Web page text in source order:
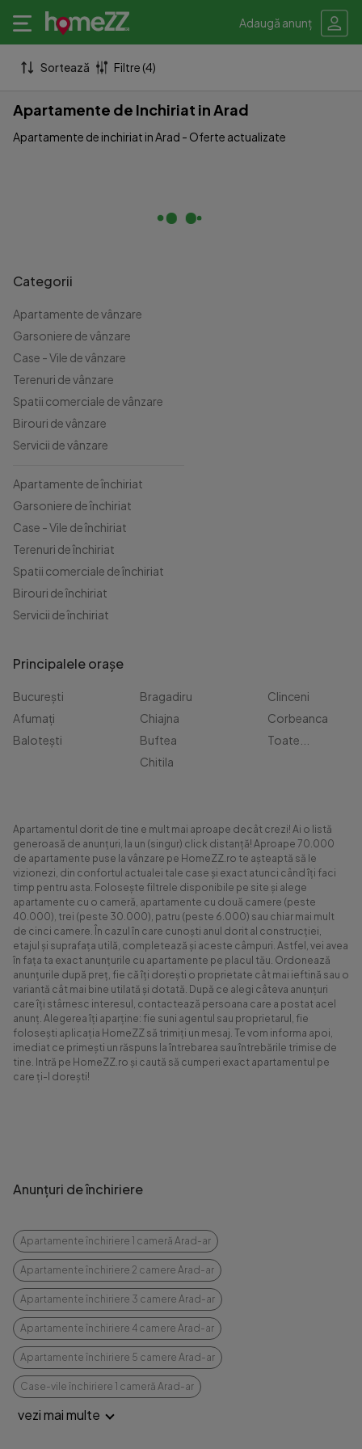
Adaugă anunț
Sortează Filtre (4)
Apartamente de Inchiriat in Arad
Apartamente de inchiriat in Arad - Oferte actualizate
Categorii
Apartamente de vânzare
Garsoniere de vânzare
Case - Vile de vânzare
Terenuri de vânzare
Spatii comerciale de vânzare
Birouri de vânzare
Servicii de vânzare
Apartamente de închiriat
Garsoniere de închiriat
Case - Vile de închiriat
Terenuri de închiriat
Spatii comerciale de închiriat
Birouri de închiriat
Servicii de închiriat
Principalele orașe
București
Afumați
Balotești
Bragadiru
Chiajna
Buftea
Chitila
Clinceni
Corbeanca
Toate...
Apartamentul dorit de tine e mult mai aproape decât crezi! Ai o listă
generoasă de anunțuri, la un (singur) click distanță! Aproape 70.000
de apartamente puse la vânzare pe HomeZZ.ro te așteaptă să le
vizionezi, din confortul actualei tale case și exact atunci când îți faci
timp pentru asta. Folosește filtrele disponibile pe site și alege
apartamente cu o cameră, apartamente cu două camere (peste
40.000), trei (peste 30.000), patru (peste 6.000) sau chiar mai mult
de cinci camere. În cazul în care cunoști anul dorit al construcției,
etajul și suprafața utilă, completează și aceste câmpuri. Astfel, vei avea
în fața ta exact anunțurile cu apartamente pe placul tău. Ordonează
anunțurile după preț, fie că îți dorești o proprietate cât mai ieftină sau o
variantă cât mai bine utilată și dotată. După ce alegi câteva anunțuri
care îți stârnesc interesul, contactează persoana care a postat acel
anunț. Alegerea îți aparține: fie suni agentul sau proprietarul, fie
folosești aplicația HomeZZ să trimiți un mesaj. Te vom informa apoi,
imediat ce primești un răspuns la întrebarea sau întrebările trimise de
tine. Intră pe HomeZZ.ro și caută să cumperi exact apartamentul pe
care ți-l dorești!
Anunțuri de închiriere
Apartamente închiriere 1 cameră Arad-ar
Apartamente închiriere 2 camere Arad-ar
Apartamente închiriere 3 camere Arad-ar
Apartamente închiriere 4 camere Arad-ar
Apartamente închiriere 5 camere Arad-ar
Case-vile închiriere 1 cameră Arad-ar
vezi mai multe